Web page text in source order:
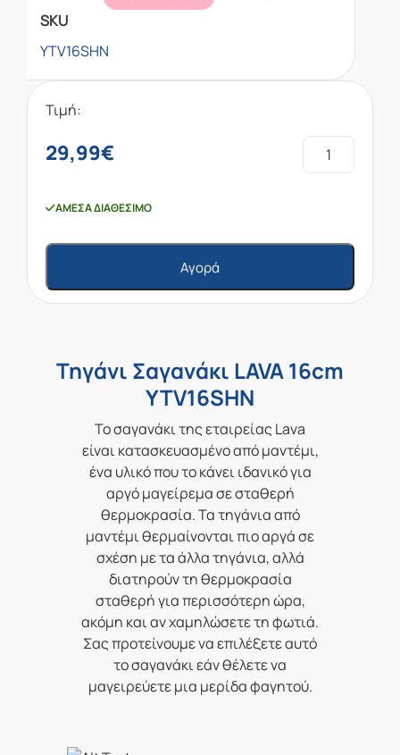
SKU
YTV16SHN
Τιμή:
29,99€
ΆΜΕΣΑ ΔΙΑΘΈΣΙΜΟ
Αγορά
Τηγάνι Σαγανάκι LAVA 16cm
YTV16SHN
Το σαγανάκι της εταιρείας Lava
είναι κατασκευασμένο από μαντέμι,
ένα υλικό που το κάνει ιδανικό για
αργό μαγείρεμα σε σταθερή
θερμοκρασία. Τα τηγάνια από
μαντέμι θερμαίνονται πιο αργά σε
σχέση με τα άλλα τηγάνια, αλλά
διατηρούν τη θερμοκρασία
σταθερή για περισσότερη ώρα,
ακόμη και αν χαμηλώσετε τη φωτιά.
Σας προτείνουμε να επιλέξετε αυτό
το σαγανάκι εάν θέλετε να
μαγειρεύετε μια μερίδα φαγητού.